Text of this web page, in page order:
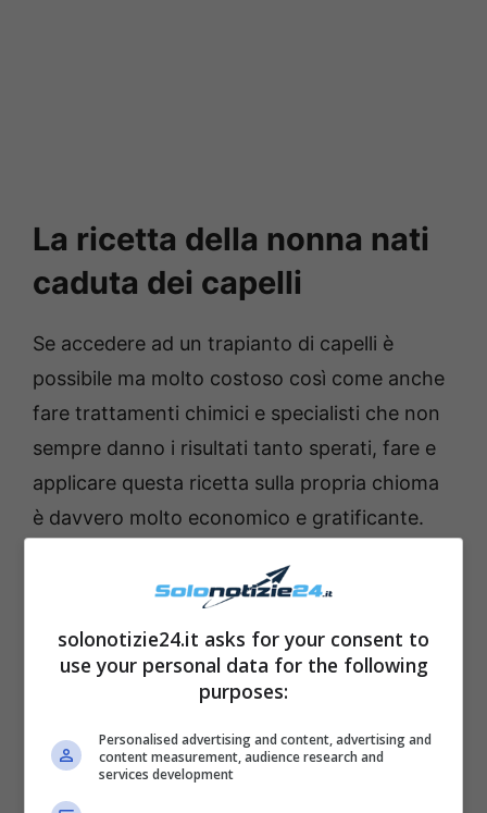
La ricetta della nonna nati
caduta dei capelli
Se accedere ad un trapianto di capelli è
possibile ma molto costoso così come anche
fare trattamenti chimici e specialisti che non
sempre danno i risultati tanto sperati, fare e
applicare questa ricetta sulla propria chioma
è davvero molto economico e gratificante.
questa miracolosa preparazione
Strumenti
una cuffia da doccia
solonotizie24.it asks for your consent to
use your personal data for the following
purposes:
Personalised advertising and content, advertising and
content measurement, audience research and
services development